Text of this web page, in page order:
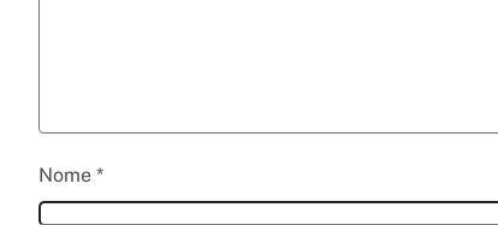
Nome *